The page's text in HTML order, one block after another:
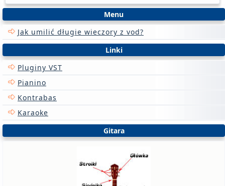
Menu
Jak umilić długie wieczory z vod?
Linki
Pluginy VST
Pianino
Kontrabas
Karaoke
Gitara